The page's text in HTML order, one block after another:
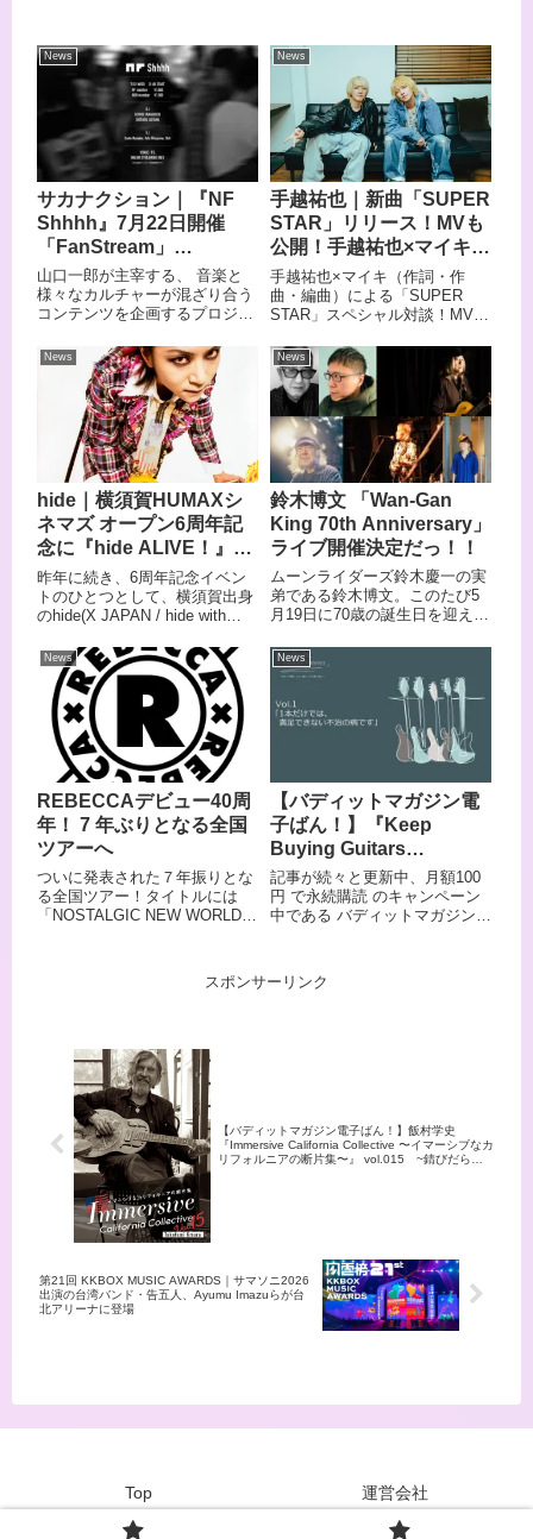
News
サカナクション｜『NF
Shhhh』7月22日開催
「FanStream」
「StreamPass」で有料
配信決定
山口一郎が主宰する、 音楽と
様々なカルチャーが混ざり合う
コンテンツを企画するプロジェ
を目前に控えた7月22日（水）
21時からオンラインDJイベント
の開催が決定。音楽、オーディ
News
手越祐也｜新曲「SUPER
STAR」リリース！MVも
公開！手越祐也×マイキに
よるスペシャル対談！！
手越祐也×マイキ（作詞・作
曲・編曲）による「SUPER
STAR」スペシャル対談！MV撮
の新曲「SUPER STAR」のMV
撮影が朝から行なわれていた。
撮影後の手越とマイキに
「SUPER STAR」制作の経緯
やMV撮影の感想を聞いた様子
をお届けする。
News
hide｜横須賀HUMAXシ
ネマズ オープン6周年記
念に『hide ALIVE！』ラ
イブ映像上映会決定
昨年に続き、6周年記念イベン
トのひとつとして、横須賀出身
のhide(X JAPAN / hide with
ブ映像『hide ALIVE！』を上映
致します。
News
鈴木博文 「Wan-Gan
King 70th Anniversary」
ライブ開催決定だっ！！
ムーンライダーズ鈴木慶一の実
弟である鈴木博文。このたび5
月19日に70歳の誕生日を迎える
「Wan-Gan King 70th
Anniversary」が、6月1日 (土)新
代田 FEVERにて開催されるこ
とが決定した。
News
REBECCAデビュー40周
年！ 7 年ぶりとなる全国
ツアーへ
ついに発表された７年振りとな
る全国ツアー！タイトルには
「NOSTALGIC NEW WORLD
くれるセットリストが用意され
ると思われるが、ノスタルジッ
勇姿を見せてくれるのは間違い
ない。
News
【バディットマガジン電
子ばん！】『Keep
Buying Guitars
Forever』～ギターが欲
しくて、欲しくて止まら
ない～ Vol.1 「1本だけで
7/25(金) 18:00より連載ス
記事が続々と更新中、月額100
円 で永続購読 のキャンペーン
中である バディットマガジン電
誌のライター菊池真平によるギ
ターへの想いを綴るコラムがス
スポンサーリンク
【バディットマガジン電子ばん！】飯村学史
『Immersive California Collective 〜イマーシブなカ
リフォルニアの断片集〜』 vol.015 ~錆びだらけ
第21回 KKBOX MUSIC AWARDS｜サマソニ2026
出演の台湾バンド・告五人、Ayumu Imazuらが台
北アリーナに登場
Top 運営会社
© 2023~2026 bhodhit magazine co. / bhodhit LLC